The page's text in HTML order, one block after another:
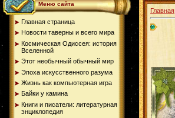
Меню сайта
Главная страница
Новости таверны и всего мира
Космическая Одиссея: история
Вселенной
Этот необычный обычный мир
Эпоха искусственного разума
Жизнь как компьютерная игра
Байки у камина
Книги и писатели: литературная
энциклопедия
Главная